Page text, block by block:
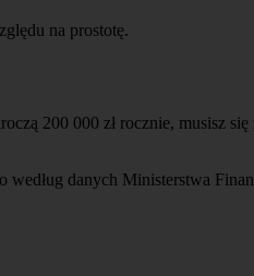
na prostotę.
200 000 zł rocznie, musisz się
danych Ministerstwa